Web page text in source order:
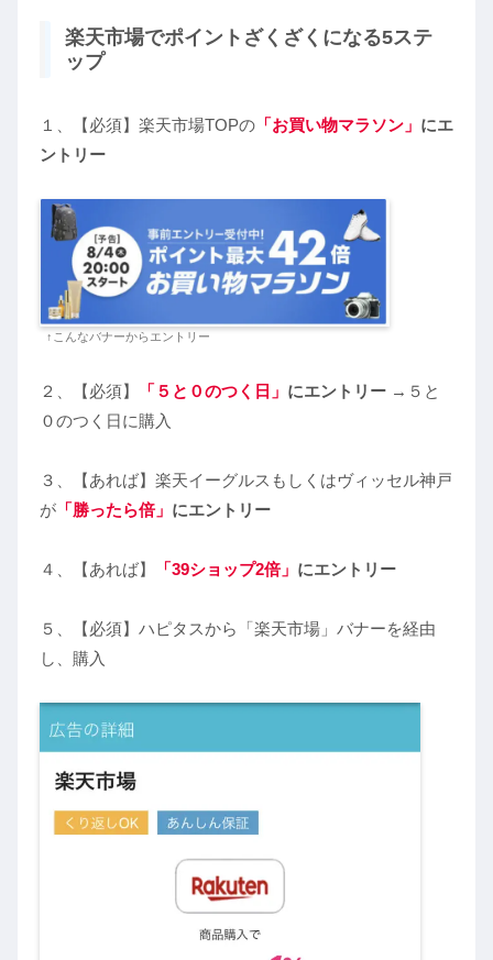
楽天市場でポイントざくざくになる5ステ
ップ
１、【必須】楽天市場TOPの 「お買い物マラソン」 にエ
ントリー
↑こんなバナーからエントリー
２、【必須】 「５と０のつく日」 にエントリー →５と
０のつく日に購入
３、【あれば】楽天イーグルスもしくはヴィッセル神戸
が 「勝ったら倍」 にエントリー
４、【あれば】 「39ショップ2倍」 にエントリー
５、【必須】ハピタスから「楽天市場」バナーを経由
し、購入